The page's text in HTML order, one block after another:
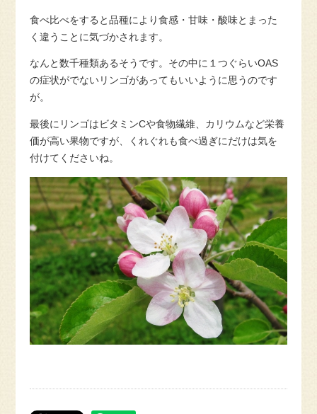
食べ比べをすると品種により食感・甘味・酸味とまった
く違うことに気づかされます。
なんと数千種類あるそうです。その中に１つぐらいOAS
の症状がでないリンゴがあってもいいように思うのです
が。
最後にリンゴはビタミンCや食物繊維、カリウムなど栄養
価が高い果物ですが、くれぐれも食べ過ぎにだけは気を
付けてくださいね。